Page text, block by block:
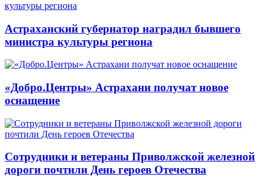
Астраханский губернатор наградил бывшего
министра культуры региона
«Добро.Центры» Астрахани получат новое
оснащение
Сотрудники и ветераны Приволжской железной
дороги почтили День героев Отечества